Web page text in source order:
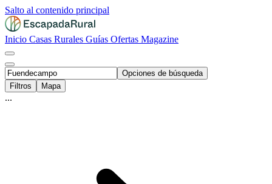
Salto al contenido principal
Inicio Casas Rurales Guías Ofertas Magazine
Opciones de búsqueda
Filtros
Mapa
...